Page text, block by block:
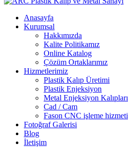
Anasayfa
Kurumsal
Hakkımızda
Kalite Politikamız
Online Katalog
Çözüm Ortaklarımız
Hizmetlerimiz
Plastik Kalıp Üretimi
Plastik Enjeksiyon
Metal Enjeksiyon Kalıpları
Cad / Cam
Fason CNC işleme hizmeti
Fotoğraf Galerisi
Blog
İletişim